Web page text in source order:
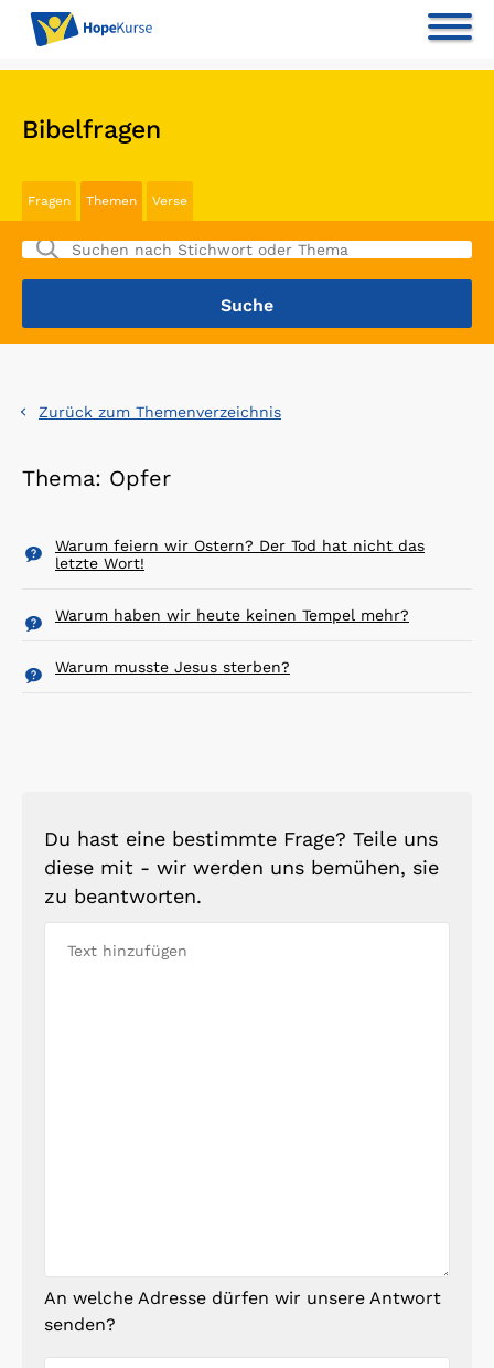
Bibelfragen
Fragen Themen Verse
Zurück zum Themenverzeichnis
Thema: Opfer
Warum feiern wir Ostern? Der Tod hat nicht das
letzte Wort!
Warum haben wir heute keinen Tempel mehr?
Warum musste Jesus sterben?
Du hast eine bestimmte Frage? Teile uns
diese mit - wir werden uns bemühen, sie
zu beantworten.
An welche Adresse dürfen wir unsere Antwort
senden?